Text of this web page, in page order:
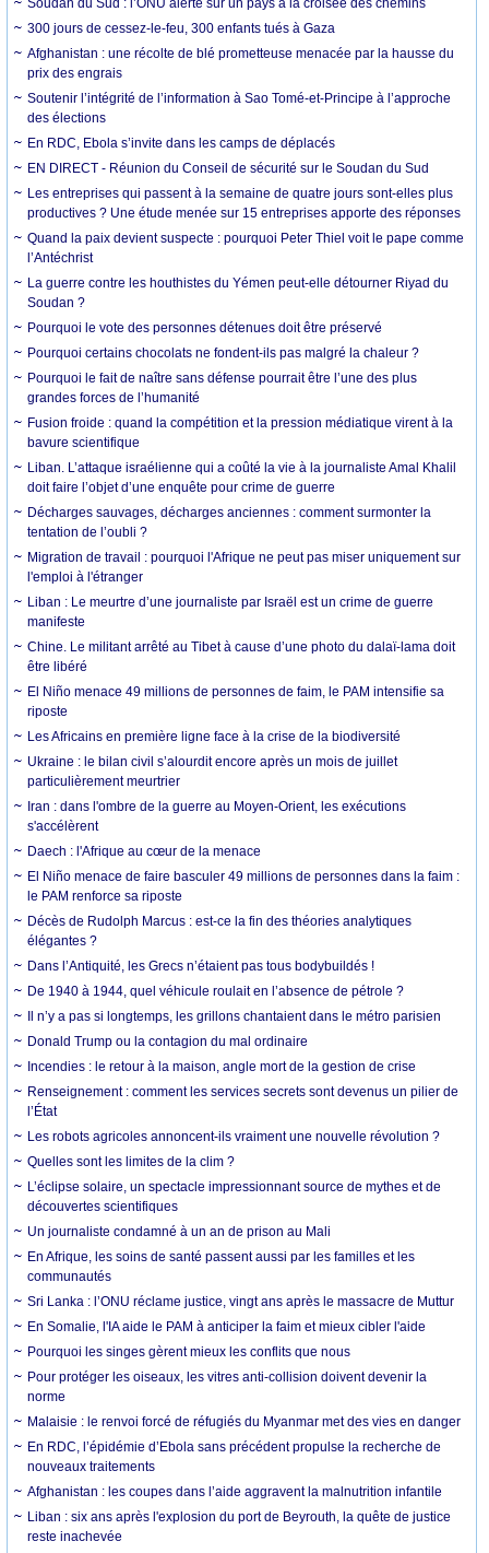
Soudan du Sud : l’ONU alerte sur un pays à la croisée des chemins
300 jours de cessez-le-feu, 300 enfants tués à Gaza
Afghanistan : une récolte de blé prometteuse menacée par la hausse du
prix des engrais
Soutenir l’intégrité de l’information à Sao Tomé-et-Principe à l’approche
des élections
En RDC, Ebola s’invite dans les camps de déplacés
EN DIRECT - Réunion du Conseil de sécurité sur le Soudan du Sud
Les entreprises qui passent à la semaine de quatre jours sont-elles plus
productives ? Une étude menée sur 15 entreprises apporte des réponses
Quand la paix devient suspecte : pourquoi Peter Thiel voit le pape comme
l’Antéchrist
La guerre contre les houthistes du Yémen peut-elle détourner Riyad du
Soudan ?
Pourquoi le vote des personnes détenues doit être préservé
Pourquoi certains chocolats ne fondent-ils pas malgré la chaleur ?
Pourquoi le fait de naître sans défense pourrait être l’une des plus
grandes forces de l’humanité
Fusion froide : quand la compétition et la pression médiatique virent à la
bavure scientifique
Liban. L’attaque israélienne qui a coûté la vie à la journaliste Amal Khalil
doit faire l’objet d’une enquête pour crime de guerre
Décharges sauvages, décharges anciennes : comment surmonter la
tentation de l’oubli ?
Migration de travail : pourquoi l'Afrique ne peut pas miser uniquement sur
l'emploi à l'étranger
Liban : Le meurtre d’une journaliste par Israël est un crime de guerre
manifeste
Chine. Le militant arrêté au Tibet à cause d’une photo du dalaï-lama doit
être libéré
El Niño menace 49 millions de personnes de faim, le PAM intensifie sa
riposte
Les Africains en première ligne face à la crise de la biodiversité
Ukraine : le bilan civil s’alourdit encore après un mois de juillet
particulièrement meurtrier
Iran : dans l'ombre de la guerre au Moyen-Orient, les exécutions
s'accélèrent
Daech : l'Afrique au cœur de la menace
El Niño menace de faire basculer 49 millions de personnes dans la faim :
le PAM renforce sa riposte
Décès de Rudolph Marcus : est-ce la fin des théories analytiques
élégantes ?
Dans l’Antiquité, les Grecs n’étaient pas tous bodybuildés !
De 1940 à 1944, quel véhicule roulait en l’absence de pétrole ?
Il n’y a pas si longtemps, les grillons chantaient dans le métro parisien
Donald Trump ou la contagion du mal ordinaire
Incendies : le retour à la maison, angle mort de la gestion de crise
Renseignement : comment les services secrets sont devenus un pilier de
l’État
Les robots agricoles annoncent-ils vraiment une nouvelle révolution ?
Quelles sont les limites de la clim ?
L’éclipse solaire, un spectacle impressionnant source de mythes et de
découvertes scientifiques
Un journaliste condamné à un an de prison au Mali
En Afrique, les soins de santé passent aussi par les familles et les
communautés
Sri Lanka : l’ONU réclame justice, vingt ans après le massacre de Muttur
En Somalie, l'IA aide le PAM à anticiper la faim et mieux cibler l'aide
Pourquoi les singes gèrent mieux les conflits que nous
Pour protéger les oiseaux, les vitres anti-collision doivent devenir la
norme
Malaisie : le renvoi forcé de réfugiés du Myanmar met des vies en danger
En RDC, l’épidémie d’Ebola sans précédent propulse la recherche de
nouveaux traitements
Afghanistan : les coupes dans l’aide aggravent la malnutrition infantile
Liban : six ans après l'explosion du port de Beyrouth, la quête de justice
reste inachevée